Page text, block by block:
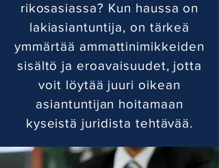
rikosasiassa? Kun haussa on
lakiasiantuntija, on tärkeä
ymmärtää ammattinimikkeiden
sisältö ja eroavaisuudet, jotta
voit löytää juuri oikean
asiantuntijan hoitamaan
kyseistä juridista tehtävää.